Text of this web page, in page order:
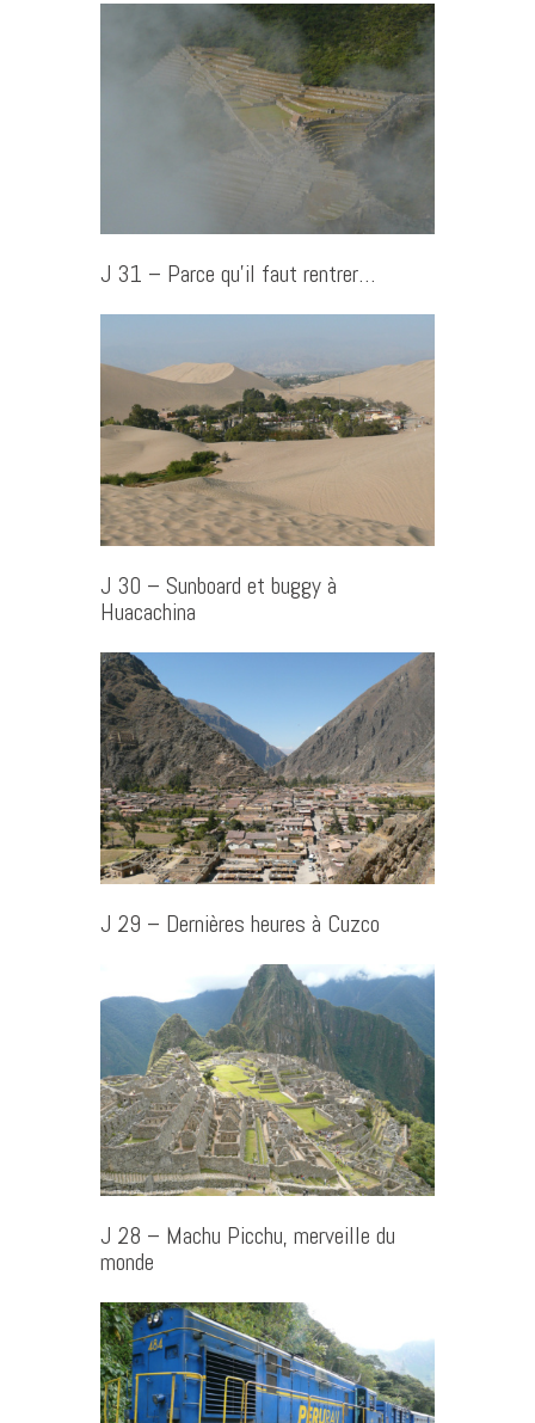
J 31 – Parce qu’il faut rentrer…
J 30 – Sunboard et buggy à
Huacachina
J 29 – Dernières heures à Cuzco
J 28 – Machu Picchu, merveille du
monde